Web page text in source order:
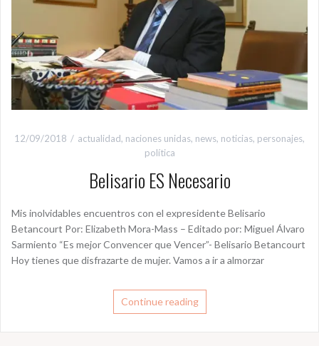
12/09/2018 actualidad, naciones unidas, news, noticias, personajes,
política
Belisario ES Necesario
Mis inolvidables encuentros con el expresidente Belisario
Betancourt Por: Elizabeth Mora-Mass – Editado por: Miguel Álvaro
Sarmiento “Es mejor Convencer que Vencer”- Belisario Betancourt
Hoy tienes que disfrazarte de mujer. Vamos a ir a almorzar
Continue reading